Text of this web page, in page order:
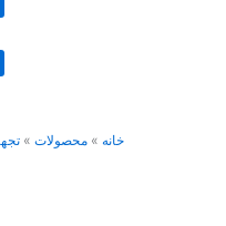
خانه »محصولات »